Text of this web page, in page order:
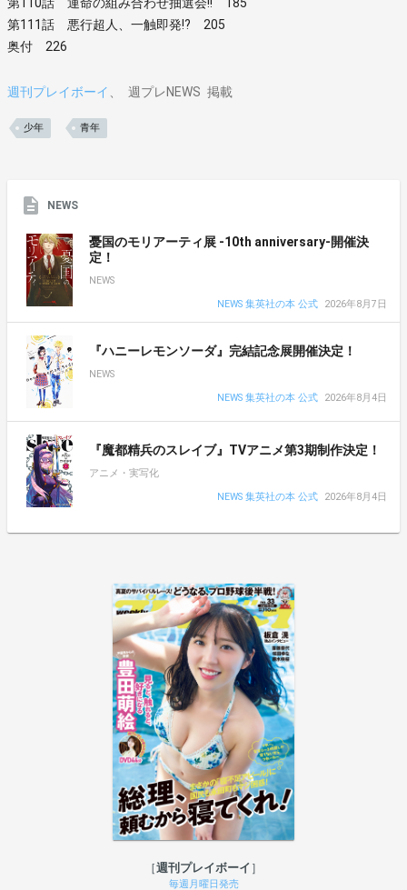
第111話 悪行超人、一触即発!? 205
奥付 226
週刊プレイボーイ 週プレNEWS 掲載
少年 青年
NEWS
憂国のモリアーティ展 -10th anniversary-開催決
定！
NEWS
NEWS 集英社の本 公式
2026年8月7日
『ハニーレモンソーダ』完結記念展開催決定！
NEWS
NEWS 集英社の本 公式
2026年8月4日
『魔都精兵のスレイブ』TVアニメ第3期制作決定！
アニメ・実写化
NEWS 集英社の本 公式
2026年8月4日
週刊プレイボーイ
毎週月曜日発売